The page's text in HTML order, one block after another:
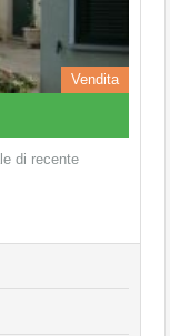
Vendita
di recente